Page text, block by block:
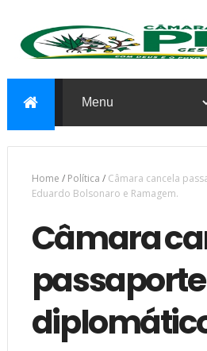
Home / Política / Câmara cancela
Eduardo Bolsonaro e Ramagem.
Câmara
passaporte